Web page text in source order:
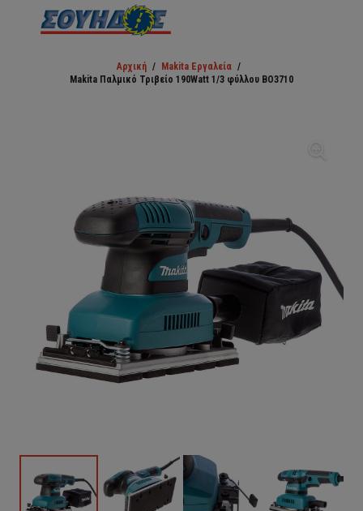
Αρχική / Makita Εργαλεία /
Makita Παλμικό Τριβείο 190Watt 1/3 φύλλου BO3710